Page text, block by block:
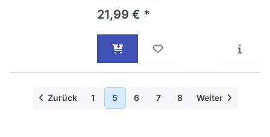
21,99 € *
Zurück 1 5 6 7 8 Weiter